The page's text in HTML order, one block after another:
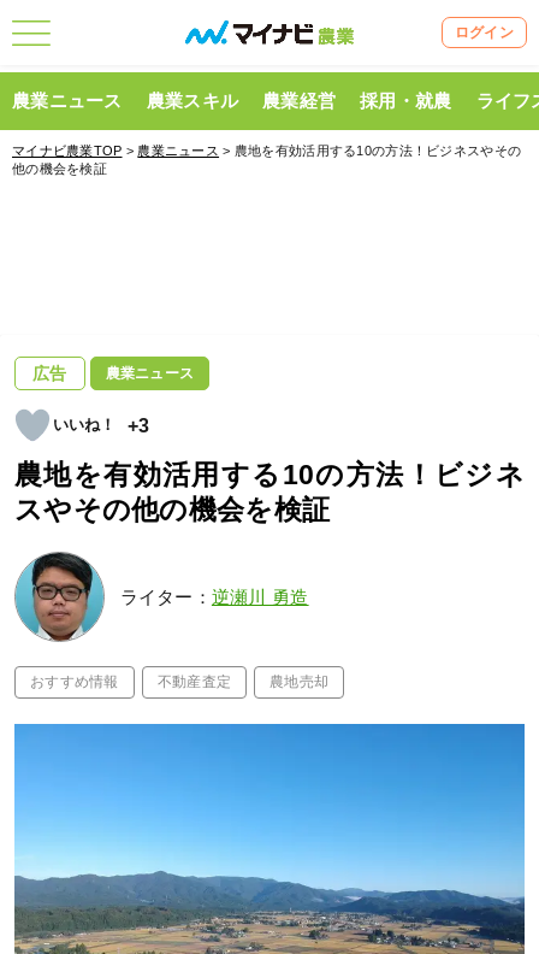
ログイン
農業ニュース 農業スキル 農業経営 採用・就農 ライフ
マイナビ農業TOP > 農業ニュース > 農地を有効活用する10の方法！ビジネスやその
他の機会を検証
広告 農業ニュース
+3
農地を有効活用する10の方法！ビジネ
スやその他の機会を検証
ライター： 逆瀬川 勇造
おすすめ情報 不動産査定 農地売却